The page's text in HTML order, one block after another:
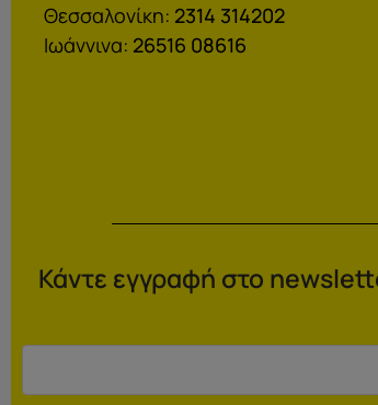
Θεσσαλονίκη: 2314 314202
Ιωάννινα: 26516 08616
Κάντε εγγραφή στο